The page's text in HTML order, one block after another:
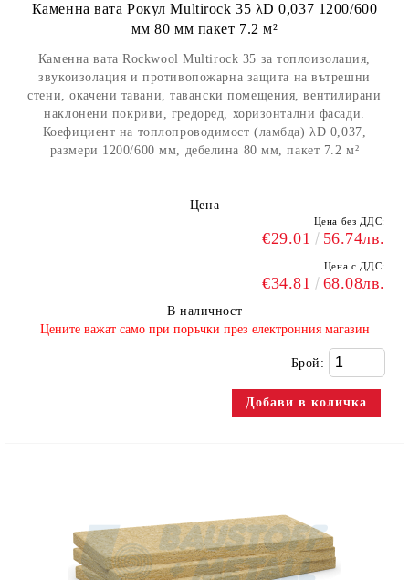
Каменна вата Рокул Multirock 35 λD 0,037 1200/600
мм 80 мм пакет 7.2 м²
Каменна вата Rockwool Multirock 35 за топлоизолация,
звукоизолация и противопожарна защита на вътрешни
стени, окачени тавани, тавански помещения, вентилирани
наклонени покриви, гредоред, хоризонтални фасади.
Коефициент на топлопроводимост (ламбда) λD 0,037,
размери 1200/600 мм, дебелина 80 мм, пакет 7.2 м²
Цена
Цена без ДДС:
€29.01 56.74лв.
Цена с ДДС:
€34.81 68.08лв.
В наличност
​Цените важат само при поръчки през електронния магазин
Брой: